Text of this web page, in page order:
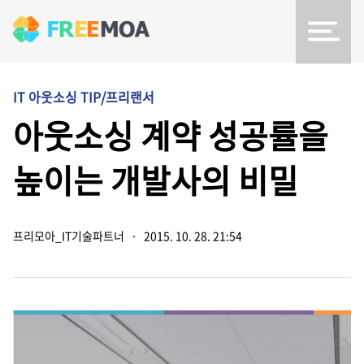
IT 아웃소싱 TIP/프리랜서
아웃소싱 계약 성공률을
높이는 개발사의 비밀
프리모아_IT기술파트너 · 2015. 10. 28. 21:54